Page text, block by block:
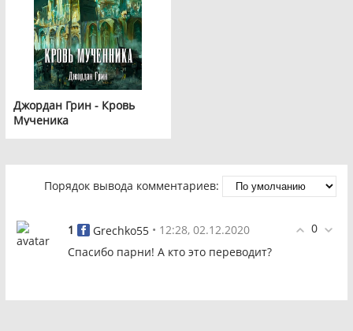
Джордан Грин - Кровь
Мученика
Порядок вывода комментариев:
0
1 Grechko55 • 12:28, 02.12.2020
Спасибо парни! А кто это переводит?